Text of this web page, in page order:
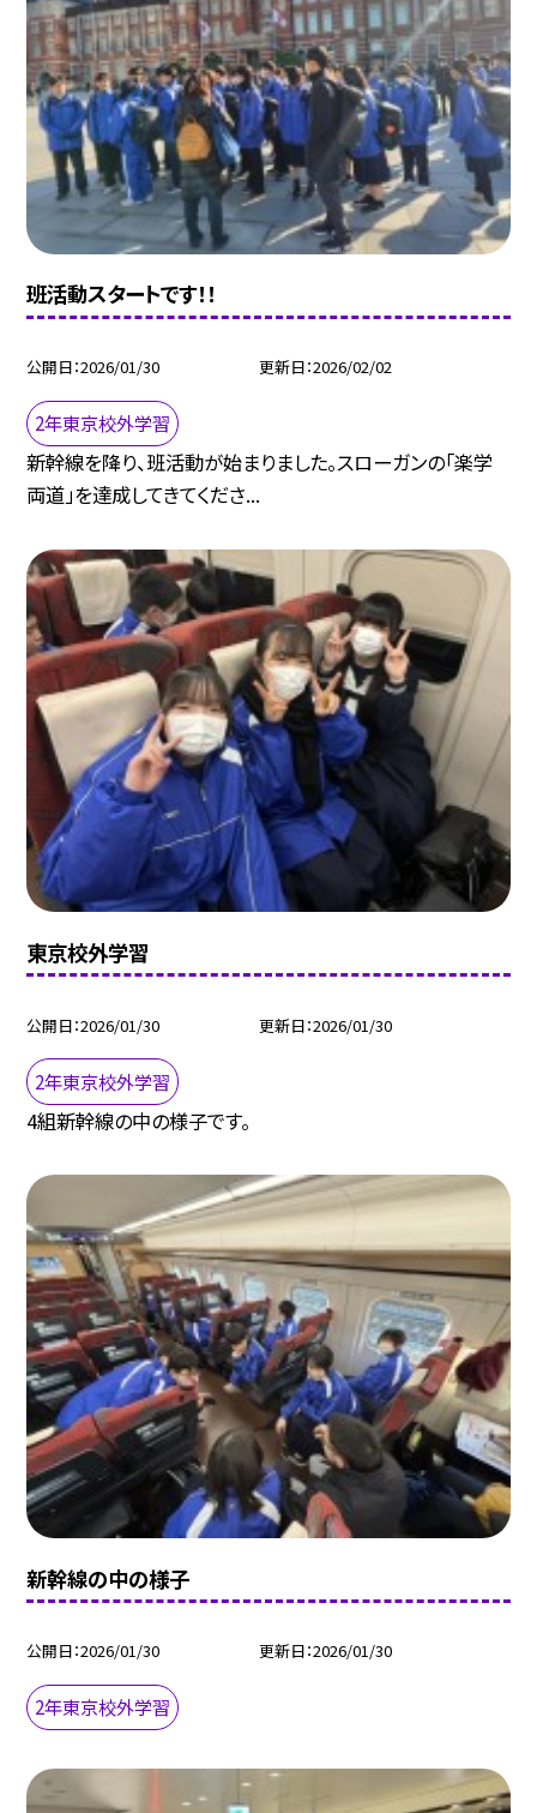
班活動スタートです！！
公開日 2026/01/30 更新日 2026/02/02
2年東京校外学習
新幹線を降り、班活動が始まりました。スローガンの「楽学
両道」を達成してきてくださ...
東京校外学習
公開日 2026/01/30 更新日 2026/01/30
2年東京校外学習
4組新幹線の中の様子です。
新幹線の中の様子
公開日 2026/01/30 更新日 2026/01/30
2年東京校外学習